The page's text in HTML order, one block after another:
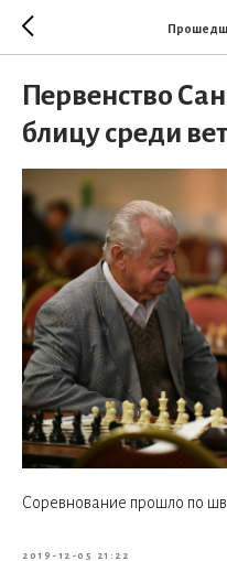
Первенство
блицу среди
Соревнование прошло по
2019-12-05 21:22